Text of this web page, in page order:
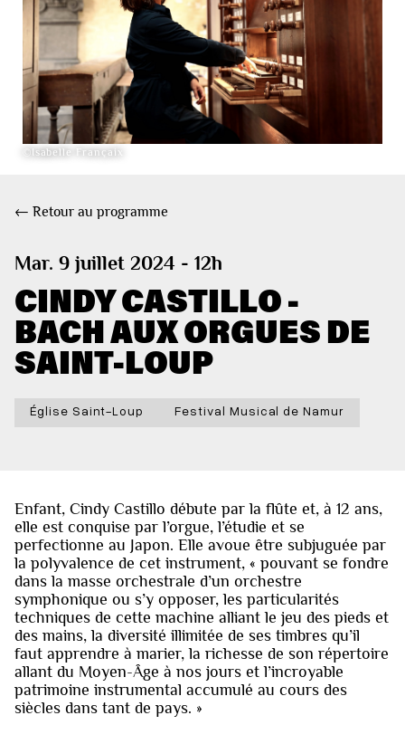
©Isabelle Françaix
← Retour au programme
Mar. 9 juillet 2024 - 12h
CINDY CASTILLO -
BACH AUX ORGUES DE
SAINT-LOUP
Église Saint-Loup Festival Musical de Namur
Enfant, Cindy Castillo débute par la flûte et, à 12 ans,
elle est conquise par l’orgue, l’étudie et se
perfectionne au Japon. Elle avoue être subjuguée par
la polyvalence de cet instrument, « pouvant se fondre
dans la masse orchestrale d’un orchestre
symphonique ou s’y opposer, les particularités
techniques de cette machine alliant le jeu des pieds et
des mains, la diversité illimitée de ses timbres qu’il
faut apprendre à marier, la richesse de son répertoire
allant du Moyen-Âge à nos jours et l’incroyable
patrimoine instrumental accumulé au cours des
siècles dans tant de pays. »